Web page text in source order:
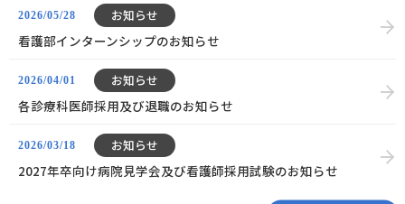
2026/05/28 お知らせ
看護部インターンシップのお知らせ
2026/04/01 お知らせ
各診療科医師採用及び退職のお知らせ
2026/03/18 お知らせ
2027年卒向け病院見学会及び看護師採用試験のお知らせ